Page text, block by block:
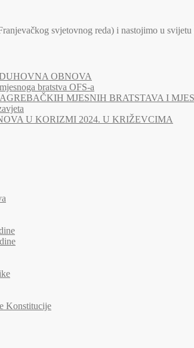
svjetovnog reda) i nastojimo u
OBNOVA
bratstva OFS-a
MJESNIH BRATSTAVA I
U KORIZMI 2024. U KRIŽEVCIMA
Konstitucije